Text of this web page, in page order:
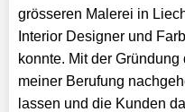
grösseren Malerei in
Interior Designer und
konnte. Mit der
meiner Berufung
lassen und die Kunden